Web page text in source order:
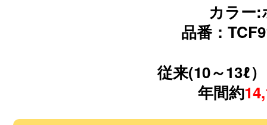
カラー
品番：
従来(10～13ℓ
年間約